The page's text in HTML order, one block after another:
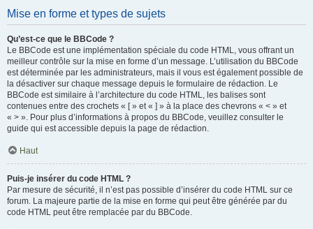
Mise en forme et types de sujets
Qu’est-ce que le BBCode ?
Le BBCode est une implémentation spéciale du code HTML, vous offrant un
meilleur contrôle sur la mise en forme d’un message. L’utilisation du BBCode
est déterminée par les administrateurs, mais il vous est également possible de
la désactiver sur chaque message depuis le formulaire de rédaction. Le
BBCode est similaire à l’architecture du code HTML, les balises sont
contenues entre des crochets « [ » et « ] » à la place des chevrons « < » et
« > ». Pour plus d’informations à propos du BBCode, veuillez consulter le
guide qui est accessible depuis la page de rédaction.
Haut
Puis-je insérer du code HTML ?
Par mesure de sécurité, il n’est pas possible d’insérer du code HTML sur ce
forum. La majeure partie de la mise en forme qui peut être générée par du
code HTML peut être remplacée par du BBCode.